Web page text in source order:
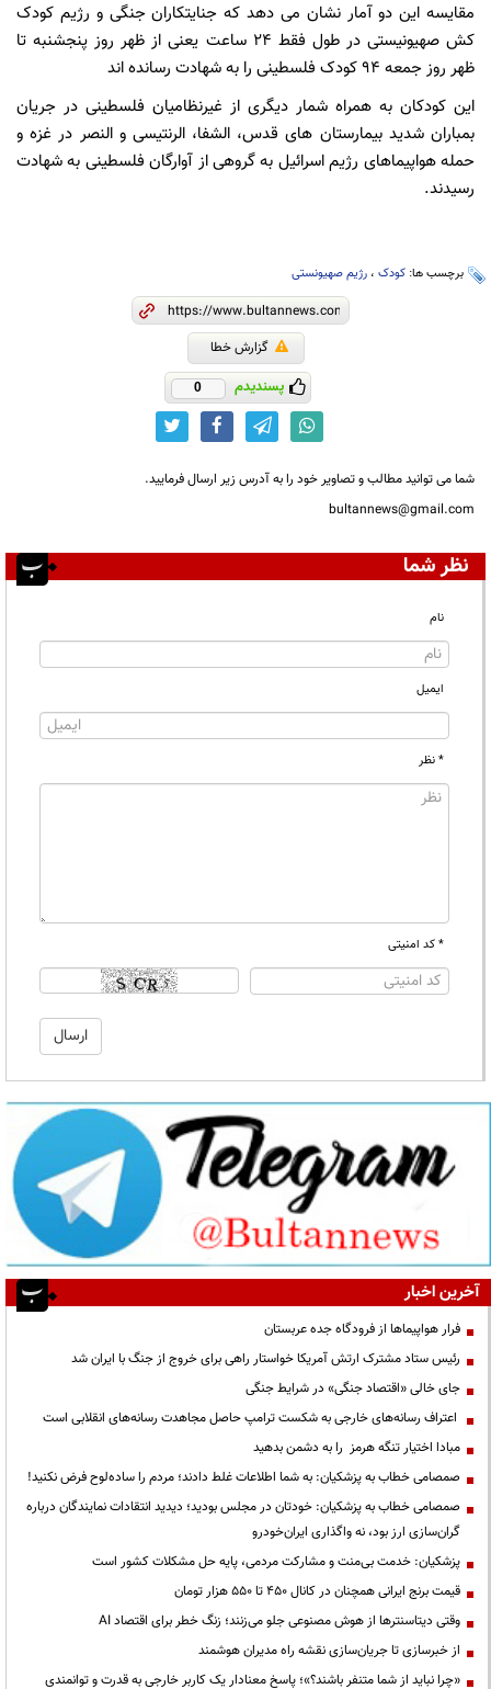
مقایسه این دو آمار نشان می دهد که جنایتکاران جنگی و رژیم کودک
کش صهیونیستی در طول فقط ۲۴ ساعت یعنی از ظهر روز پنجشنبه تا
ظهر روز جمعه ۹۴ کودک فلسطینی را به شهادت رسانده اند
این کودکان به همراه شمار دیگری از غیرنظامیان فلسطینی در جریان
بمباران شدید بیمارستان های قدس، الشفا، الرنتیسی و النصر در غزه و
حمله هواپیماهای رژیم اسرائیل به گروهی از آوارگان فلسطینی به شهادت
رسیدند.
برچسب ها: کودک ، رژیم صهیونستی
گزارش خطا
پسندیدم 0
شما می توانید مطالب و تصاویر خود را به آدرس زیر ارسال فرمایید.
bultannews@gmail.com
نظر شما
نام
ایمیل
* نظر
* کد امنیتی
آخرین اخبار
فرار هواپیماها از فرودگاه جده عربستان
رئیس ستاد مشترک ارتش آمریکا خواستار راهی برای خروج از جنگ با ایران شد
جای خالی «اقتصاد جنگی» در شرایط جنگی
اعتراف رسانه‌های خارجی به شکست ترامپ حاصل مجاهدت رسانه‌های انقلابی است
مبادا اختیار تنگه هرمز را به دشمن بدهید
صمصامی خطاب به پزشکیان: به شما اطلاعات غلط دادند؛ مردم را ساده‌لوح فرض نکنید!
صمصامی خطاب به پزشکیان: خودتان در مجلس بودید؛ دیدید انتقادات نمایندگان درباره
گران‌سازی ارز بود، نه واگذاری ایران‌خودرو
پزشکیان: خدمت بی‌منت و مشارکت مردمی، پایه حل مشکلات کشور است
قیمت‌ برنج ایرانی همچنان در کانال ۴۵۰ تا ۵۵۰ هزار تومان
وقتی دیتاسنترها از هوش مصنوعی جلو می‌زنند؛ زنگ خطر برای اقتصاد AI
از خبرسازی تا جریان‌سازی نقشه راه مدیران هوشمند
«چرا نباید از شما متنفر باشند؟»؛ پاسخ معنادار یک کاربر خارجی به قدرت و توانمندی